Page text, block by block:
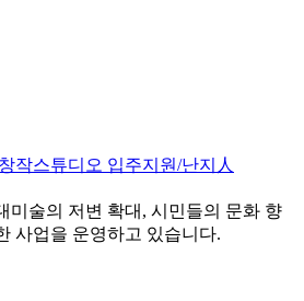
작스튜디오 입주지원/난지人
미술의 저변 확대, 시민들의 문화 향
사업을 운영하고 있습니다.